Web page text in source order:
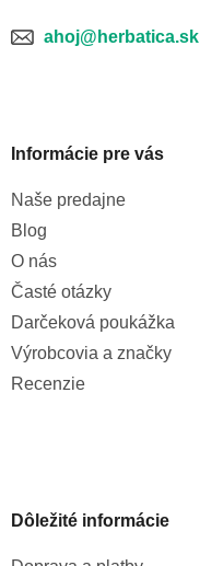
ahoj@herbatica.sk
Informácie pre vás
Naše predajne
Blog
O nás
Časté otázky
Darčeková poukážka
Výrobcovia a značky
Recenzie
Dôležité informácie